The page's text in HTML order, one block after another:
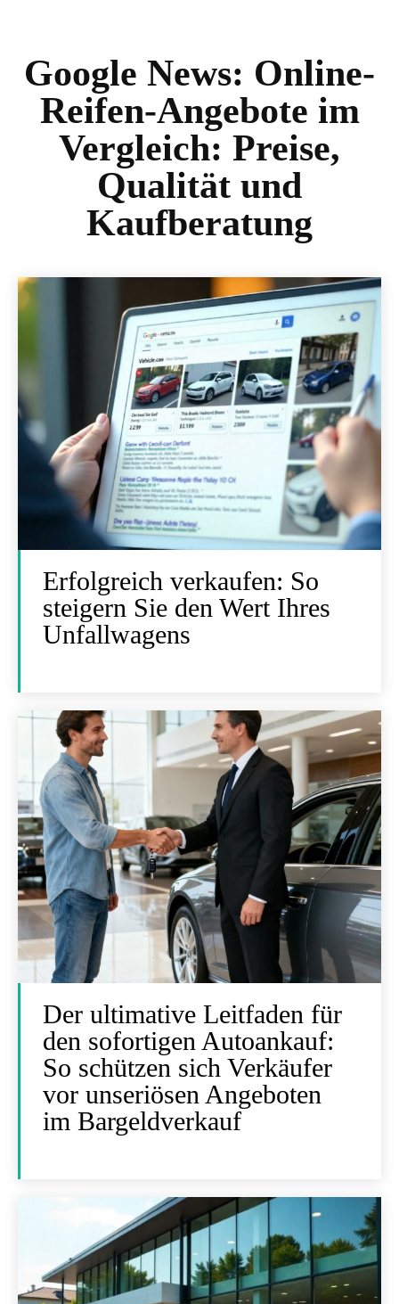
Google News: Online-
Reifen-Angebote im
Vergleich: Preise,
Qualität und
Kaufberatung
Erfolgreich verkaufen: So
steigern Sie den Wert Ihres
Unfallwagens
Der ultimative Leitfaden für
den sofortigen Autoankauf:
So schützen sich Verkäufer
vor unseriösen Angeboten
im Bargeldverkauf